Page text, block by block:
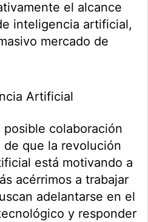
el alcance
inteligencia artificial,
mercado de
Artificial
colaboración
que la revolución
está motivando a
acérrimos a trabajar
adelantarse en el
y responder